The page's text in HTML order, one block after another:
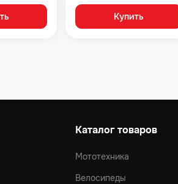
Купить
Каталог товаров
Мототехника
Велосипеды